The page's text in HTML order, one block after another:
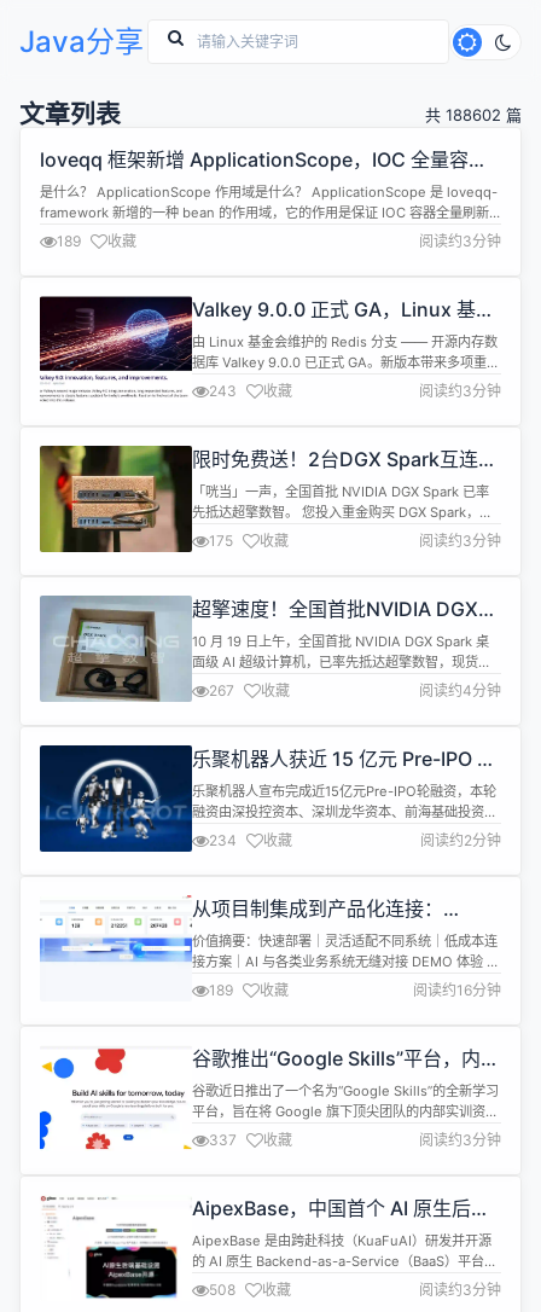
Java分享
文章列表 共 188602 篇
loveqq 框架新增 ApplicationScope，IOC 全量容器
刷新也可保持单例
是什么？ ApplicationScope 作用域是什么？ ApplicationScope 是 loveqq-
framework 新增的一种 bean 的作用域，它的作用是保证 IOC 容器全量刷新
时，仍然能够保持单例。 loveqq-framework 已支持的作用域有： 单例：IOC
容器全量刷新时会重建，IOC 全量刷新即应用启动后，多次...
189 收藏 阅读约3分钟
Valkey 9.0.0 正式 GA，Linux 基金
会维护的 Redis 分支
由 Linux 基金会维护的 Redis 分支 —— 开源内存数
据库 Valkey 9.0.0 已正式 GA。新版本带来多项重要
性能与功能升级。此次更新的重点在于更高效的集群
迁移机制、更灵活的哈希字段管理，以及对大规模分
布式部署的全面优化。 原子槽迁移（Atomic Slot
迁移到另一个节点是“逐 k...
243 收藏 阅读约3分钟
限时免费送！2台DGX Spark互连缺
它不行！超擎数智200G DAC高速铜
缆纳秒级互联
「咣当」一声，全国首批 NVIDIA DGX Spark 已率
先抵达超擎数智。 您投入重金购买 DGX Spark，是
为了追求极致的 AI 训练和推理速度。然而，在双机
互联的场景中，连接的延时和稳定性，往往会成为致
命瓶颈，使系统的整体性能大打折扣。 两台 DGX
马，只差一根「缰绳」就能并驾齐驱。 这根...
175 收藏 阅读约3分钟
超擎速度！全国首批NVIDIA DGX
Spark率先抵达超擎数智，现货在
仓，交付启动
10 月 19 日上午，全国首批 NVIDIA DGX Spark 桌
面级 AI 超级计算机，已率先抵达超擎数智，现货在
仓，开始陆续交付给用户。这意味着，在官方全球发
布仅 72 小时后，这款「全球最小的 AI 超级计算机」
已正式落地中国市场，为亟待升级算力的企业与科研
领域的最新力作，DGX Spar...
267 收藏 阅读约4分钟
乐聚机器人获近 15 亿元 Pre-IPO 轮
融资
乐聚机器人宣布完成近15亿元Pre-IPO轮融资，本轮
融资由深投控资本、深圳龙华资本、前海基础投资、
石景山产业基金、东方精工等机构联合投资。 据悉，
本轮融资将用于强化核心技术研发、深化产业链布
局、完善产业场景应用，旨在推动人形机器人迈向大
索Model-Based与RL算法深度融合的“小脑”运控系
统及匹配产业需求...
234 收藏 阅读约2分钟
从项目制集成到产品化连接：
Oinone iPaaS 快部署、好适配、低
成本接全域
价值摘要：快速部署｜灵活适配不同系统｜低成本连
接方案｜AI 与各类业务系统无缝对接 DEMO 体验 演
示环境 相关视频 ⚡ 直达演示环境 ☕ 账号：admin ☕
密码：admin 🎬 1. [数式Oinone] #产品化演示# 后
端研发与无代码辅助 🎬 2. [数式Oinone] #产品化演
189 收藏 阅读约16分钟
谷歌推出“Google Skills”平台，内部
AI 知识向公众免费开放
谷歌近日推出了一个名为“Google Skills”的全新学习
平台，旨在将 Google 旗下顶尖团队的内部实训资源
直接开放给全球公众，致力于弥合 AI 领域的技能鸿
沟。该平台整合了DeepMind AI 研究团队、Google
Cloud、Gemini AI 模型开发团队以及Google
AI ...
337 收藏 阅读约3分钟
AipexBase，中国首个 AI 原生后端
基础设施正式开源
AipexBase 是由跨赴科技（KuaFuAI）研发并开源
的 AI 原生 Backend-as-a-Service（BaaS）平台，
现已正式在 Gitee 开源。 仓库地址：
https://gitee.com/kuafuai/aipexbase 它的核心理
508 收藏 阅读约3分钟